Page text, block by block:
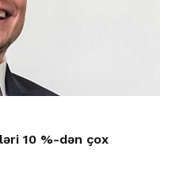
10 %-dən çox